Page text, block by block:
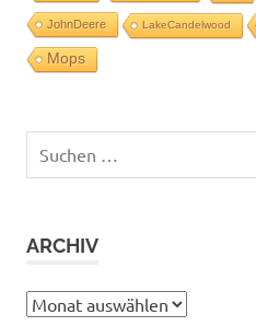
JohnDeere LakeCandelwood
Mops
nach:
ARCHIV
Archiv